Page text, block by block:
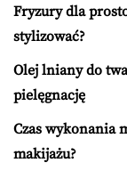
Fryzury dla
stylizować?
Olej lniany do
pielęgnację
Czas wykonania
makijażu?